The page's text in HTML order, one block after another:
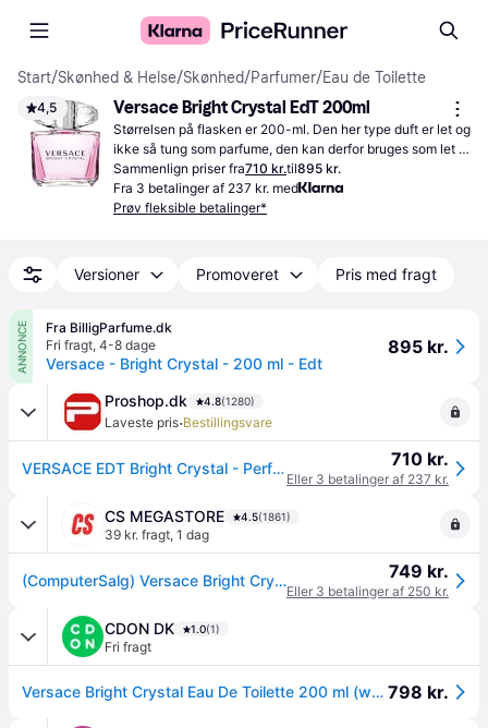
Start/Skønhed & Helse/Skønhed/Parfumer/Eau de Toilette
4,5 Versace Bright Crystal EdT 200ml
Størrelsen på flasken er 200-ml. Den her type duft er let og
ikke så tung som parfume, den kan derfor bruges som let
duft på huden.
Sammenlign priser fra710 kr.til895 kr.
Fra 3 betalinger af 237 kr. med
Prøv fleksible betalinger*
Versioner Promoveret Pris med fragt
ANNONCE
Fra BilligParfume.dk
Fri fragt, 4-8 dage
Versace - Bright Crystal - 200 ml - Edt
895 kr.
Proshop.dk 4.8(1280)
Laveste pris·Bestillingsvare
VERSACE EDT Bright Crystal - Perfumed Deodorant - 200 ml 710 kr.
Eller 3 betalinger af 237 kr.
CS MEGASTORE 4.5(1861)
39 kr. fragt, 1 dag
(ComputerSalg) Versace Bright Crystal Eau De Toilette 200 ml (woman) 749 kr.
Eller 3 betalinger af 250 kr.
CDON DK 1.0(1)
Fri fragt
Versace Bright Crystal Eau De Toilette 200 ml (woman) 798 kr.